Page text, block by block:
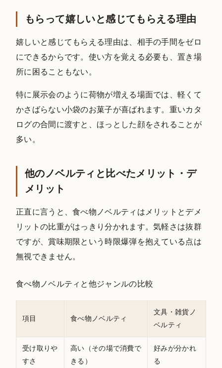
もらって嬉しいと感じてもらえる理由
嬉しいと感じてもらえる理由は、相手の手間をゼロ
にできるからです。使い方を覚える必要も、置き場
所に困ることもない。
特に展示会のように荷物が増える場面では、軽くて
かさばらない小袋のお菓子が喜ばれます。重いカタ
ログの合間に渡すと、ほっとした顔をされることが
多い。
他のノベルティと比べたメリット・デ
メリット
正直に言うと、食べ物ノベルティはメリットとデメ
リットの比重がはっきり分かれます。気軽さは抜群
ですが、賞味期限という時限爆弾を抱えている点は
無視できません。
食べ物ノベルティと他ジャンルの比較
項目 食べ物ノベルティ
文具・雑貨ノ
ベルティ
受け取りや
すさ
高い（その場で消費で
きる）
好みが分かれ
る